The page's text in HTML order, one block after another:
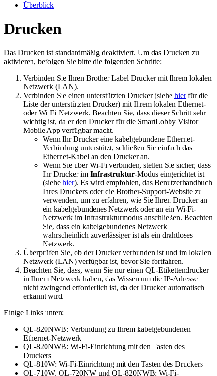
Überblick
Drucken
Das Drucken ist standardmäßig deaktiviert. Um das Drucken zu
aktivieren, befolgen Sie bitte die folgenden Schritte:
Verbinden Sie Ihren Brother Label Drucker mit Ihrem lokalen
Netzwerk (LAN).
Verbinden Sie einen unterstützten Drucker (siehe hierfür die
Liste der unterstützten Drucker) mit Ihrem lokalen Ethernet-
oder Wi-Fi-Netzwerk. Beachten Sie, dass dieser Schritt sehr
wichtig ist, da er den Drucker für die SmartLobby Visitor
Mobile App verfügbar macht.
Wenn Ihr Drucker eine kabelgebundene Ethernet-
Verbindung unterstützt, schließen Sie einfach das
Ethernet-Kabel an den Drucker an.
Wenn Sie über Wi-Fi verbinden, stellen Sie sicher, dass
Ihr Drucker im Infrastruktur-Modus eingerichtet ist
(siehe hier). Es wird empfohlen, das Benutzerhandbuch
Ihres Druckers oder die Brother-Support-Website zu
verwenden, um zu erfahren, wie Sie Ihren Drucker an
ein kabelgebundenes Netzwerk oder an ein Wi-Fi-
Netzwerk im Infrastrukturmodus anschließen. Beachten
Sie, dass ein kabelgebundenes Netzwerk
wahrscheinlich zuverlässiger ist als ein drahtloses
Netzwerk.
Überprüfen Sie, ob der Drucker verbunden ist und im lokalen
Netzwerk (LAN) verfügbar ist, bevor Sie fortfahren.
Beachten Sie, dass, wenn Sie nur einen QL-Etikettendrucker
in Ihrem Netzwerk haben, das Wissen um die IP-Adresse
nicht zwingend erforderlich ist, da der Drucker automatisch
erkannt wird.
Einige Links unten:
QL-820NWB: Verbindung zu Ihrem kabelgebundenen
Ethernet-Netzwerk
QL-820NWB: Wi-Fi-Einrichtung mit den Tasten des
Druckers
QL-810W: Wi-Fi-Einrichtung mit den Tasten des Druckers
QL-710W, QL-720NW und QL-820NWB: Wi-Fi-